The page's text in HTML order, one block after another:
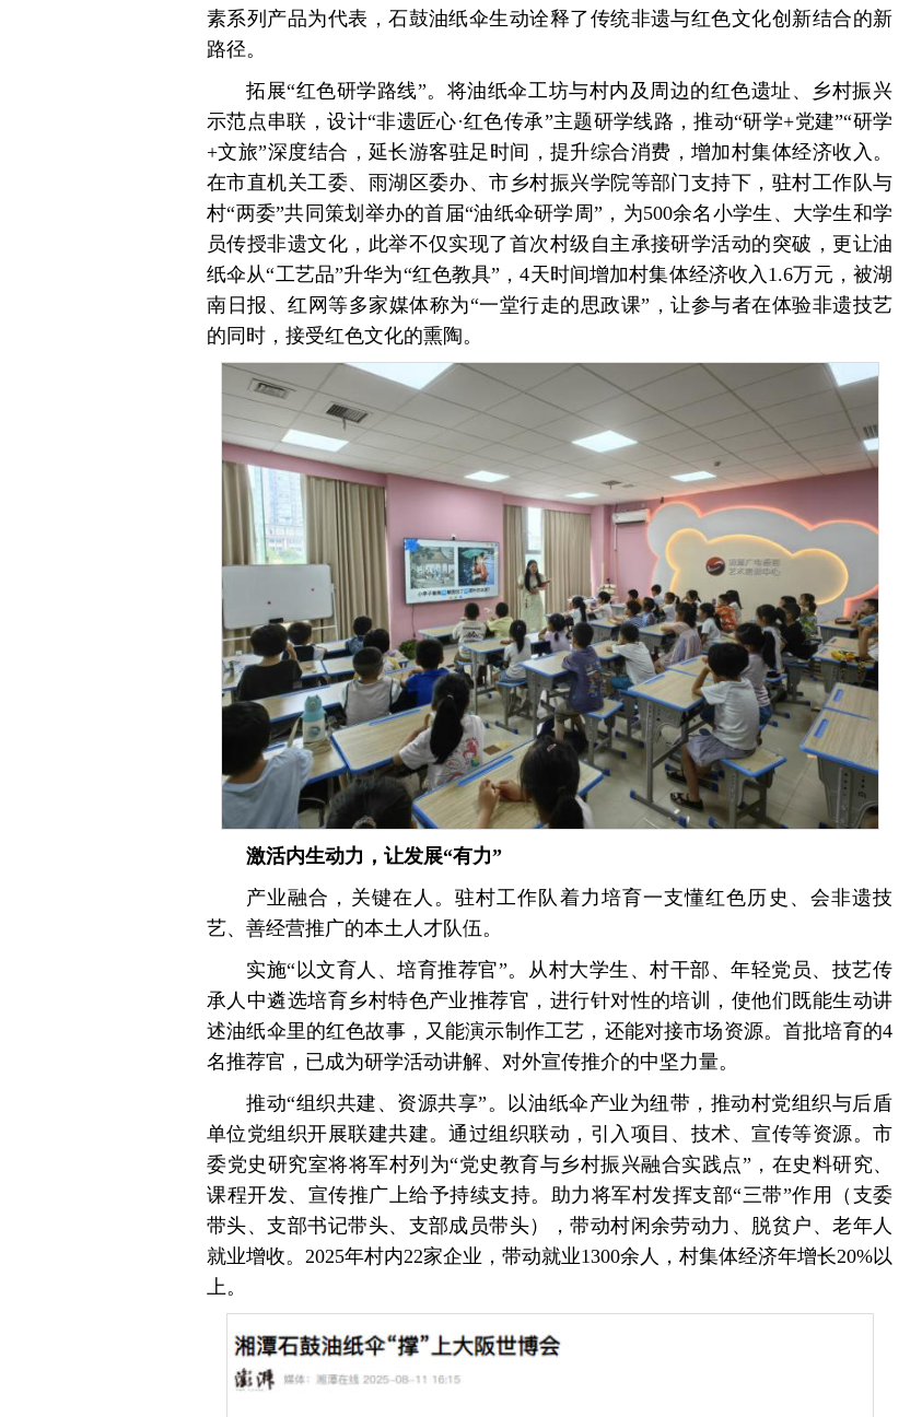
素系列产品为代表，石鼓油纸伞生动诠释了传统非遗与红色文化创新结合的新
路径。
拓展“红色研学路线”。将油纸伞工坊与村内及周边的红色遗址、乡村振兴
示范点串联，设计“非遗匠心·红色传承”主题研学线路，推动“研学+党建”“研学
+文旅”深度结合，延长游客驻足时间，提升综合消费，增加村集体经济收入。
在市直机关工委、雨湖区委办、市乡村振兴学院等部门支持下，驻村工作队与
村“两委”共同策划举办的首届“油纸伞研学周”，为500余名小学生、大学生和学
员传授非遗文化，此举不仅实现了首次村级自主承接研学活动的突破，更让油
纸伞从“工艺品”升华为“红色教具”，4天时间增加村集体经济收入1.6万元，被湖
南日报、红网等多家媒体称为“一堂行走的思政课”，让参与者在体验非遗技艺
的同时，接受红色文化的熏陶。
激活内生动力，让发展“有力”
产业融合，关键在人。驻村工作队着力培育一支懂红色历史、会非遗技
艺、善经营推广的本土人才队伍。
实施“以文育人、培育推荐官”。从村大学生、村干部、年轻党员、技艺传
承人中遴选培育乡村特色产业推荐官，进行针对性的培训，使他们既能生动讲
述油纸伞里的红色故事，又能演示制作工艺，还能对接市场资源。首批培育的4
名推荐官，已成为研学活动讲解、对外宣传推介的中坚力量。
推动“组织共建、资源共享”。以油纸伞产业为纽带，推动村党组织与后盾
单位党组织开展联建共建。通过组织联动，引入项目、技术、宣传等资源。市
委党史研究室将将军村列为“党史教育与乡村振兴融合实践点”，在史料研究、
课程开发、宣传推广上给予持续支持。助力将军村发挥支部“三带”作用（支委
带头、支部书记带头、支部成员带头），带动村闲余劳动力、脱贫户、老年人
就业增收。2025年村内22家企业，带动就业1300余人，村集体经济年增长20%以
上。